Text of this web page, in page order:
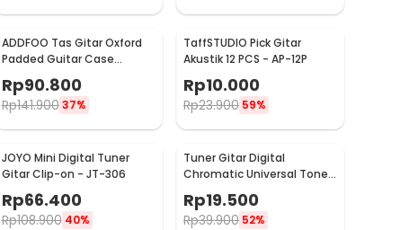
ADDFOO Tas Gitar Oxford
Padded Guitar Case
Double Strap Waterproof -
ZH06501
Rp90.800
Rp141.900 37%
TaffSTUDIO Pick Gitar
Akustik 12 PCS - AP-12P
Rp10.000
Rp23.900 59%
JOYO Mini Digital Tuner
Gitar Clip-on - JT-306
Rp66.400
Rp108.900 40%
Tuner Gitar Digital
Chromatic Universal Tone
Calibration - AT-01A
Rp19.500
Rp39.900 52%